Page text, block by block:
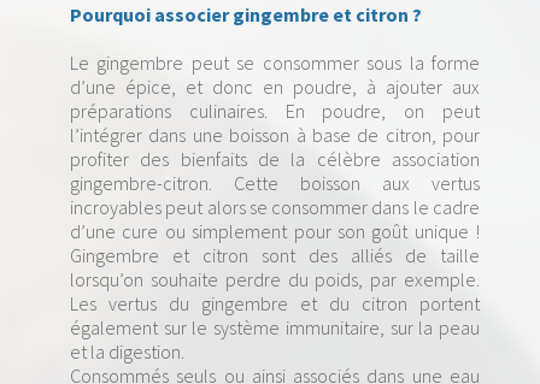
Pourquoi associer gingembre et citron ?
Le gingembre peut se consommer sous la forme
d’une épice, et donc en poudre, à ajouter aux
préparations culinaires. En poudre, on peut
l’intégrer dans une boisson à base de citron, pour
profiter des bienfaits de la célèbre association
gingembre-citron. Cette boisson aux vertus
incroyables peut alors se consommer dans le cadre
d’une cure ou simplement pour son goût unique !
Gingembre et citron sont des alliés de taille
lorsqu’on souhaite perdre du poids, par exemple.
Les vertus du gingembre et du citron portent
également sur le système immunitaire, sur la peau
et la digestion.
Consommés seuls ou ainsi associés dans une eau